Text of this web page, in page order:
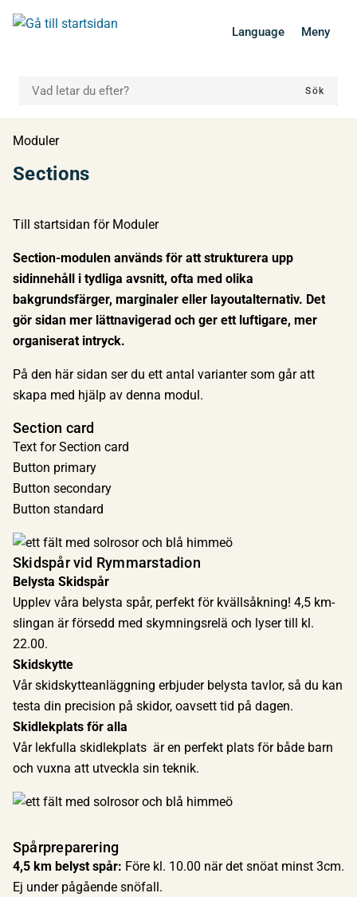
till innehåll
till huvudmeny
Language Meny
Sök
Du är här:
Moduler
Sections
Till startsidan för Moduler
Section-modulen används för att strukturera upp
sidinnehåll i tydliga avsnitt, ofta med olika
bakgrundsfärger, marginaler eller layoutalternativ. Det
gör sidan mer lättnavigerad och ger ett luftigare, mer
organiserat intryck.
På den här sidan ser du ett antal varianter som går att
skapa med hjälp av denna modul.
Section card
Text for Section card
Button primary
Button secondary
Button standard
Skidspår vid Rymmarstadion
Belysta Skidspår
Upplev våra belysta spår, perfekt för kvällsåkning! 4,5 km-
slingan är försedd med skymningsrelä och lyser till kl.
22.00.
Skidskytte
Vår skidskytteanläggning erbjuder belysta tavlor, så du kan
testa din precision på skidor, oavsett tid på dagen.
Skidlekplats för alla
Vår lekfulla skidlekplats är en perfekt plats för både barn
och vuxna att utveckla sin teknik.
Spårpreparering
4,5 km belyst spår: Före kl. 10.00 när det snöat minst 3cm.
Ej under pågående snöfall.